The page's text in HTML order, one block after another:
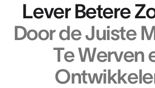
Lever Betere
Door de Juiste
Te Werven